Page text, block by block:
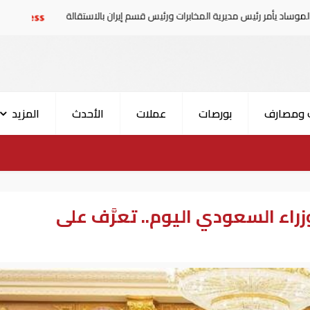
المخابرات ورئيس قسم إيران بالاستقالة السعودية تعلن إصابة 11
ومصارف بورصات عملات الأحدث المزيد
السعودي اليوم.. تعرَّف على